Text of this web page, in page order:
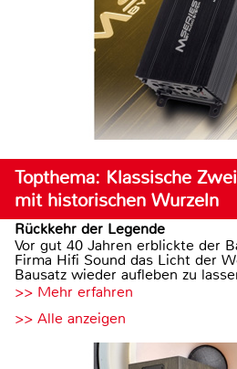
Topthema: Klassische
mit historischen Wurzeln
Rückkehr der Legende
Vor gut 40 Jahren erblickte der
Firma Hifi Sound das Licht der
Bausatz wieder aufleben zu
>> Mehr erfahren
>> Alle anzeigen